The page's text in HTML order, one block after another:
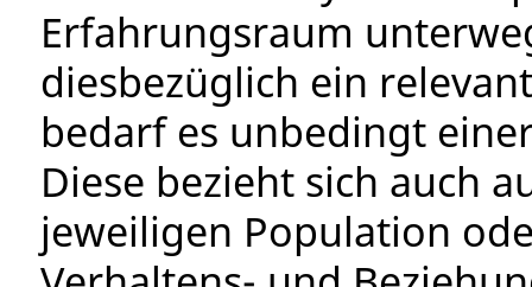
Erfahrungsraum
diesbezüglich ein
bedarf es unbedingt
Diese bezieht sich auch
jeweiligen Population